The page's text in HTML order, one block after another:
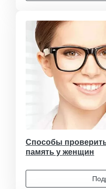
Способы
память у женщин